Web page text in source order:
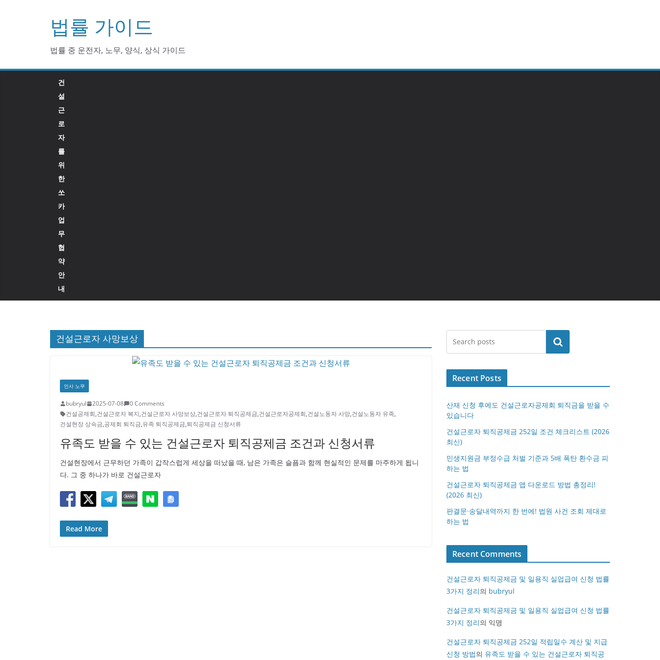
법률 가이드
법률 중 운전자, 노무, 양식, 상식 가이드
건
설
근
로
자
를
위
한
쏘
카
업
무
협
약
안
내
건설근로자 사망보상
인사 노무
bubryul 2025-07-08
0 Comments
건설공제회,건설근로자 복지,건설근로자 사망보상,건설근로자 퇴직공제금,건설근로자공제회,건설노동자 사망,건설노동자 유족,
건설현장 상속금,공제회 퇴직금,유족 퇴직공제금,퇴직공제금 신청서류
유족도 받을 수 있는 건설근로자 퇴직공제금 조건과 신청서류
건설현장에서 근무하던 가족이 갑작스럽게 세상을 떠났을 때, 남은 가족은 슬픔과 함께 현실적인 문제를 마주하게 됩니
다. 그 중 하나가 바로 건설근로자
Read More
검색
Recent Posts
산재 신청 후에도 건설근로자공제회 퇴직금을 받을 수
있습니다
건설근로자 퇴직공제금 252일 조건 체크리스트 (2026
최신)
민생지원금 부정수급 처벌 기준과 5배 폭탄 환수금 피
하는 법
건설근로자 퇴직공제금 앱 다운로드 방법 총정리!
(2026 최신)
판결문·송달내역까지 한 번에! 법원 사건 조회 제대로
하는 법
Recent Comments
건설근로자 퇴직공제금 및 일용직 실업급여 신청 법률
3가지 정리의 bubryul
건설근로자 퇴직공제금 및 일용직 실업급여 신청 법률
3가지 정리의 익명
건설근로자 퇴직공제금 252일 적립일수 계산 및 지급
신청 방법의 유족도 받을 수 있는 건설근로자 퇴직공